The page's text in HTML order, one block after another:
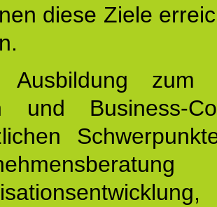
diese Ziele
Ausbildung zum
und Business-